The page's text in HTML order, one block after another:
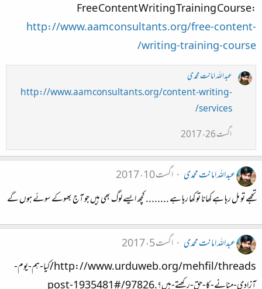
:Free Content Writing Training Course
http://www.aamconsultants.org/free-content-
writing-training-course/
عبداللہ امانت محمدی
http://www.aamconsultants.org/content-writing-
services/
اگست 26، 2017
عبداللہ امانت محمدی
اگست 10، 2017
تجھے تو مل رہا ہے کھانا تو کھا رہا ہے ........ کچھ ایسے لوگ بھی ہیں جو آج بھوکے سوئے ہوں گے
عبداللہ امانت محمدی
اگست 5، 2017
http://www.urduweb.org/mehfil/threads/کیا-ہم-یوم-